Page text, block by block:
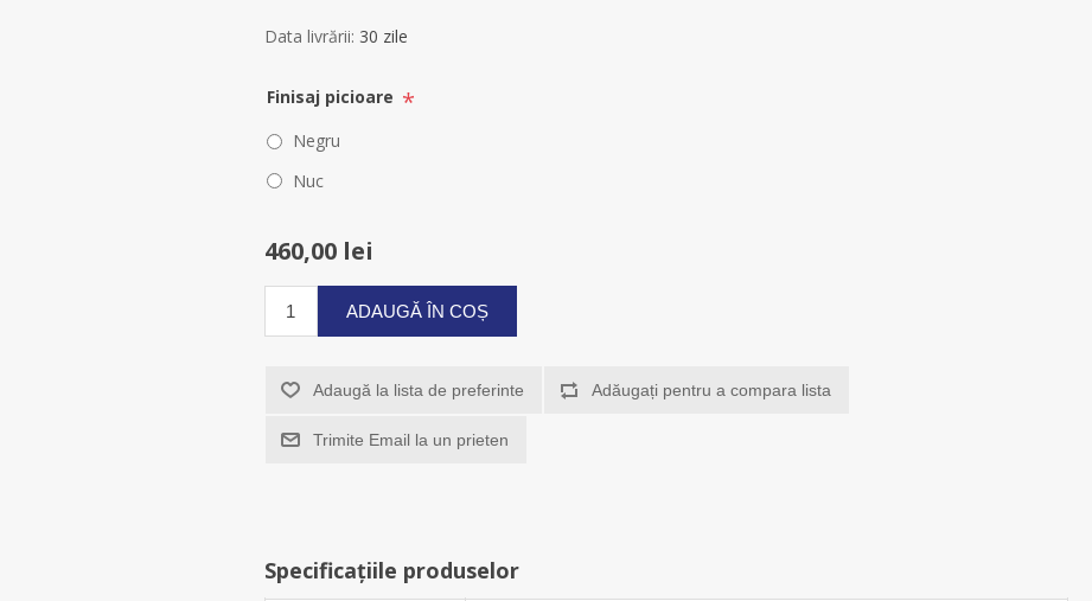
Data livrării: 30 zile
Finisaj picioare *
Negru
Nuc
460,00 lei
ADAUGĂ ÎN COȘ
Adaugă la lista de preferinte Adăugați pentru a compara lista
Trimite Email la un prieten
Specificațiile produselor